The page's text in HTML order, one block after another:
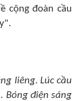
cộng đoàn cầu
liêng. Lúc cầu
Bóng điện sáng